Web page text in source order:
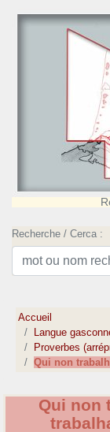
Recherche / Cerca :
Accueil
Langue
Proverbes
Qui non
Qui non